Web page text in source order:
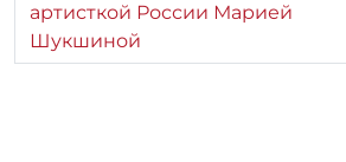
артисткой России Марией
Шукшиной